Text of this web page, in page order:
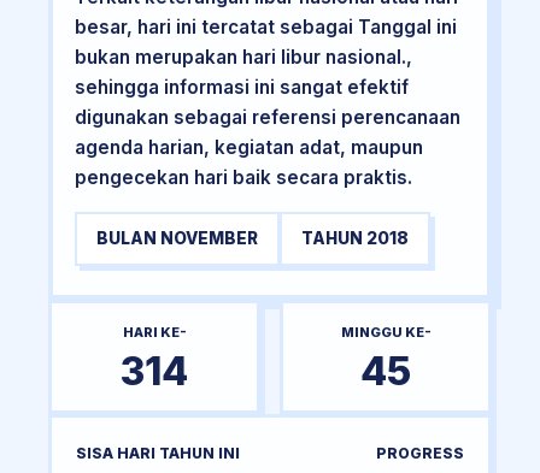
besar, hari ini tercatat sebagai Tanggal ini
bukan merupakan hari libur nasional.,
sehingga informasi ini sangat efektif
digunakan sebagai referensi perencanaan
agenda harian, kegiatan adat, maupun
pengecekan hari baik secara praktis.
BULAN NOVEMBER TAHUN 2018
HARI KE-
314
MINGGU KE-
45
SISA HARI TAHUN INI PROGRESS